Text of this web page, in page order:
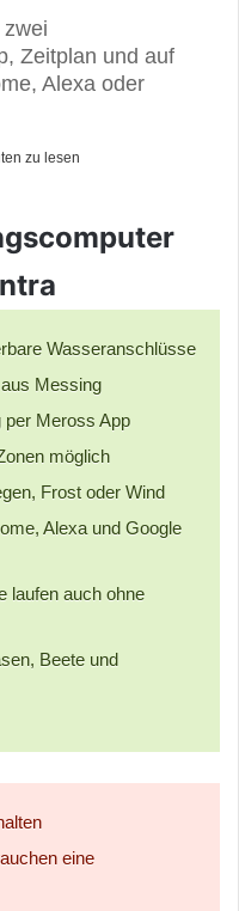
Zeitplan und auf
Alexa oder
zu lesen
Wasseranschlüsse
Messing
per Meross App
möglich
Frost oder Wind
Alexa und Google
laufen auch ohne
Beete und
eine